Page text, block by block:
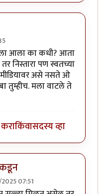
आला का कधी? आता
निस्तारा पण स्वतच्या
असे नसते ओ
तुम्हीच. मला वाटले ते
किंवासदस्य व्हा
07:51